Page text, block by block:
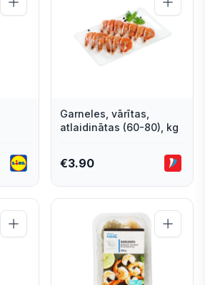
Garneles, vārītas,
atlaidinātas (60-80), kg
€3.90